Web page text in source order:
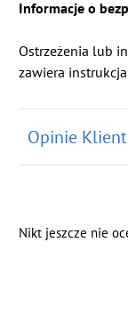
Informacje o
Ostrzeżenia lub
zawiera
Opinie
Nikt jeszcze nie